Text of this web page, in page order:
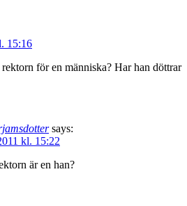
15:16
för en människa? Har han döttrar
says:
kl. 15:22
är en han?